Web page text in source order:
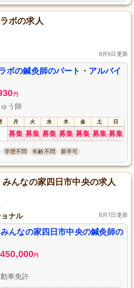
ボの求人
8月6日更新
ボの鍼灸師のパート・アルバイ
円
う師
月 火 水 木 金 土 日
募集 募集 募集 募集 募集 募集 募集
学歴不問 年齢不問 新卒可
んなの家四日市中央の求人
ナル 8月7日更新
んなの家四日市中央の鍼灸師の
450,000円
車免許